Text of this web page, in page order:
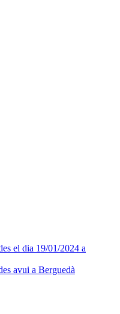
el dia 19/01/2024 a
avui a Berguedà